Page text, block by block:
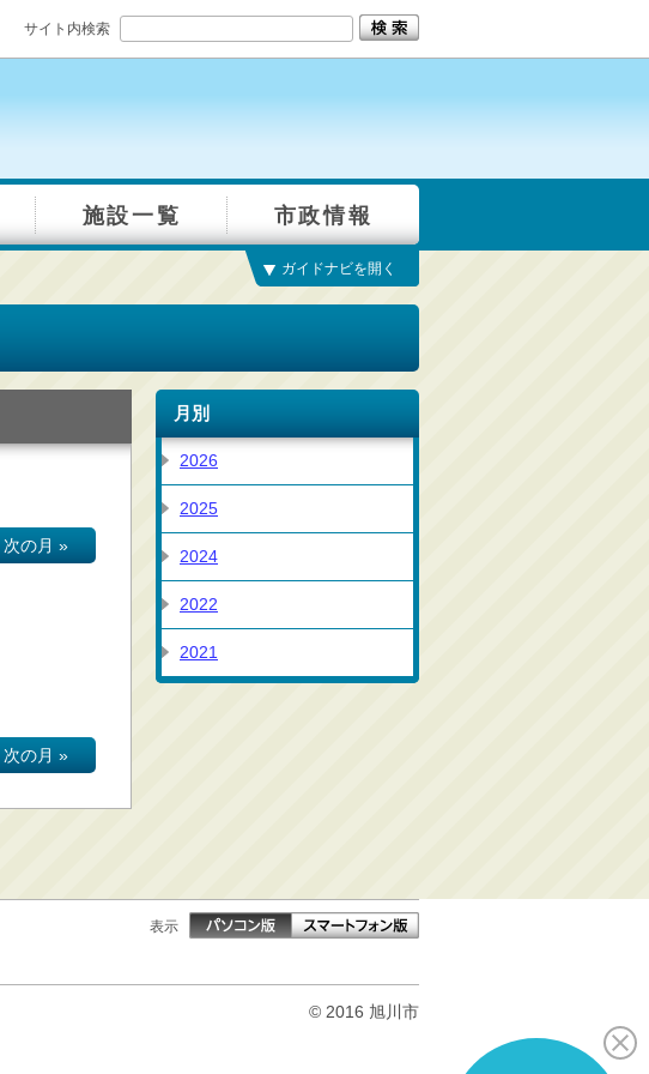
サイト内検索
施設一覧 市政情報
ガイドナビを開く
次の月 »
次の月 »
月別
2026
2025
2024
2022
2021
表示
© 2016 旭川市